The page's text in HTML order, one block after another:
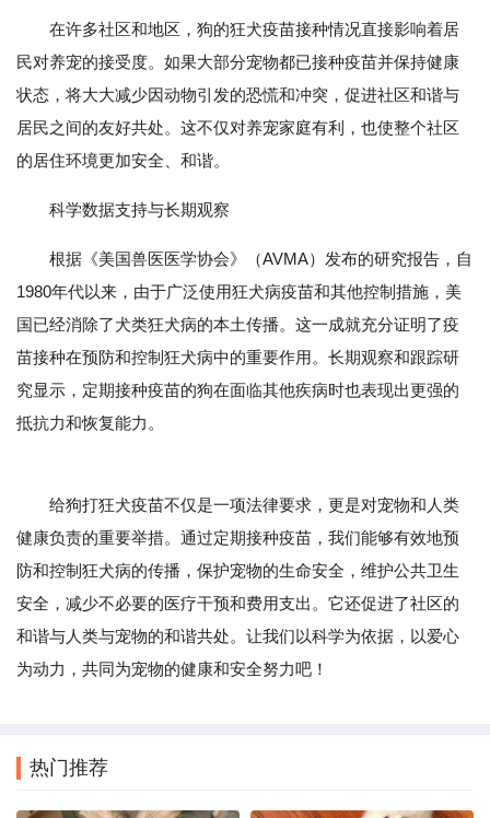
在许多社区和地区，狗的狂犬疫苗接种情况直接影响着居
民对养宠的接受度。如果大部分宠物都已接种疫苗并保持健康
状态，将大大减少因动物引发的恐慌和冲突，促进社区和谐与
居民之间的友好共处。这不仅对养宠家庭有利，也使整个社区
的居住环境更加安全、和谐。
科学数据支持与长期观察
根据《美国兽医医学协会》（AVMA）发布的研究报告，自
1980年代以来，由于广泛使用狂犬病疫苗和其他控制措施，美
国已经消除了犬类狂犬病的本土传播。这一成就充分证明了疫
苗接种在预防和控制狂犬病中的重要作用。长期观察和跟踪研
究显示，定期接种疫苗的狗在面临其他疾病时也表现出更强的
抵抗力和恢复能力。
给狗打狂犬疫苗不仅是一项法律要求，更是对宠物和人类
健康负责的重要举措。通过定期接种疫苗，我们能够有效地预
防和控制狂犬病的传播，保护宠物的生命安全，维护公共卫生
安全，减少不必要的医疗干预和费用支出。它还促进了社区的
和谐与人类与宠物的和谐共处。让我们以科学为依据，以爱心
为动力，共同为宠物的健康和安全努力吧！
热门推荐